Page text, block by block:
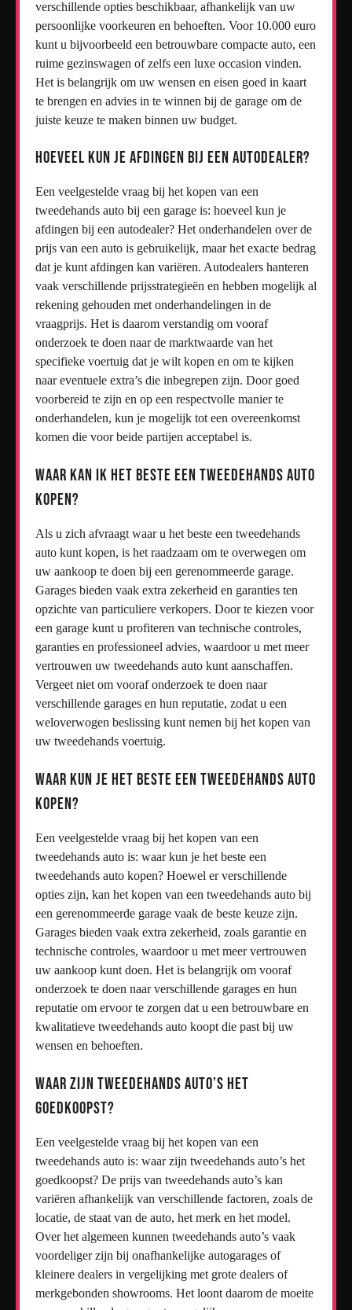
verschillende opties beschikbaar, afhankelijk van uw
persoonlijke voorkeuren en behoeften. Voor 10.000 euro
kunt u bijvoorbeeld een betrouwbare compacte auto, een
ruime gezinswagen of zelfs een luxe occasion vinden.
Het is belangrijk om uw wensen en eisen goed in kaart
te brengen en advies in te winnen bij de garage om de
juiste keuze te maken binnen uw budget.
Hoeveel kun je afdingen bij een autodealer?
Een veelgestelde vraag bij het kopen van een
tweedehands auto bij een garage is: hoeveel kun je
afdingen bij een autodealer? Het onderhandelen over de
prijs van een auto is gebruikelijk, maar het exacte bedrag
dat je kunt afdingen kan variëren. Autodealers hanteren
vaak verschillende prijsstrategieën en hebben mogelijk al
rekening gehouden met onderhandelingen in de
vraagprijs. Het is daarom verstandig om vooraf
onderzoek te doen naar de marktwaarde van het
specifieke voertuig dat je wilt kopen en om te kijken
naar eventuele extra’s die inbegrepen zijn. Door goed
voorbereid te zijn en op een respectvolle manier te
onderhandelen, kun je mogelijk tot een overeenkomst
komen die voor beide partijen acceptabel is.
Waar kan ik het beste een tweedehands auto
kopen?
Als u zich afvraagt waar u het beste een tweedehands
auto kunt kopen, is het raadzaam om te overwegen om
uw aankoop te doen bij een gerenommeerde garage.
Garages bieden vaak extra zekerheid en garanties ten
opzichte van particuliere verkopers. Door te kiezen voor
een garage kunt u profiteren van technische controles,
garanties en professioneel advies, waardoor u met meer
vertrouwen uw tweedehands auto kunt aanschaffen.
Vergeet niet om vooraf onderzoek te doen naar
verschillende garages en hun reputatie, zodat u een
weloverwogen beslissing kunt nemen bij het kopen van
uw tweedehands voertuig.
Waar kun je het beste een tweedehands auto
kopen?
Een veelgestelde vraag bij het kopen van een
tweedehands auto is: waar kun je het beste een
tweedehands auto kopen? Hoewel er verschillende
opties zijn, kan het kopen van een tweedehands auto bij
een gerenommeerde garage vaak de beste keuze zijn.
Garages bieden vaak extra zekerheid, zoals garantie en
technische controles, waardoor u met meer vertrouwen
uw aankoop kunt doen. Het is belangrijk om vooraf
onderzoek te doen naar verschillende garages en hun
reputatie om ervoor te zorgen dat u een betrouwbare en
kwalitatieve tweedehands auto koopt die past bij uw
wensen en behoeften.
Waar zijn tweedehands auto’s het
goedkoopst?
Een veelgestelde vraag bij het kopen van een
tweedehands auto is: waar zijn tweedehands auto’s het
goedkoopst? De prijs van tweedehands auto’s kan
variëren afhankelijk van verschillende factoren, zoals de
locatie, de staat van de auto, het merk en het model.
Over het algemeen kunnen tweedehands auto’s vaak
voordeliger zijn bij onafhankelijke autogarages of
kleinere dealers in vergelijking met grote dealers of
merkgebonden showrooms. Het loont daarom de moeite